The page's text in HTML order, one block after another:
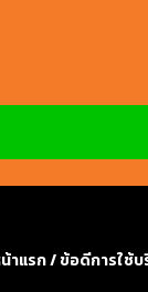
ถบรร
าแรก/ข้อดีการใช้